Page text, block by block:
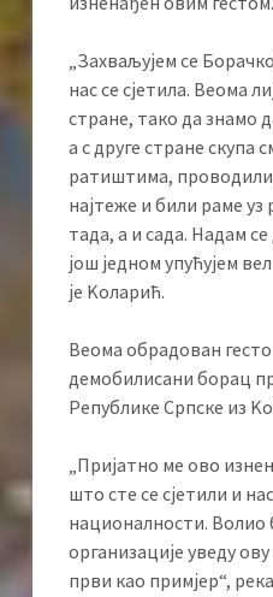
„Захваљујем се
нас се сјетила. Веома
стране, тако да знамо
а с друге стране скупа
ратиштима, проводили
најтеже и били раме уз
тада, а и сада. Надам
још једном упућујем
је Kоларић.
Веома обрадован
демобилисани борац
Републике Српске из
„Пријатно ме ово
што сте се сјетили и
националности. Волио
организације уведу
први као примјер“,